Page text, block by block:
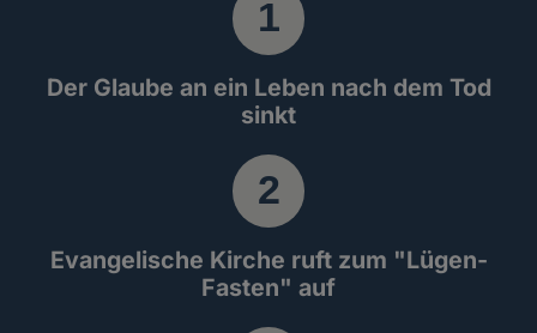
Der Glaube an ein Leben nach dem Tod
sinkt
Evangelische Kirche ruft zum "Lügen-
Fasten" auf